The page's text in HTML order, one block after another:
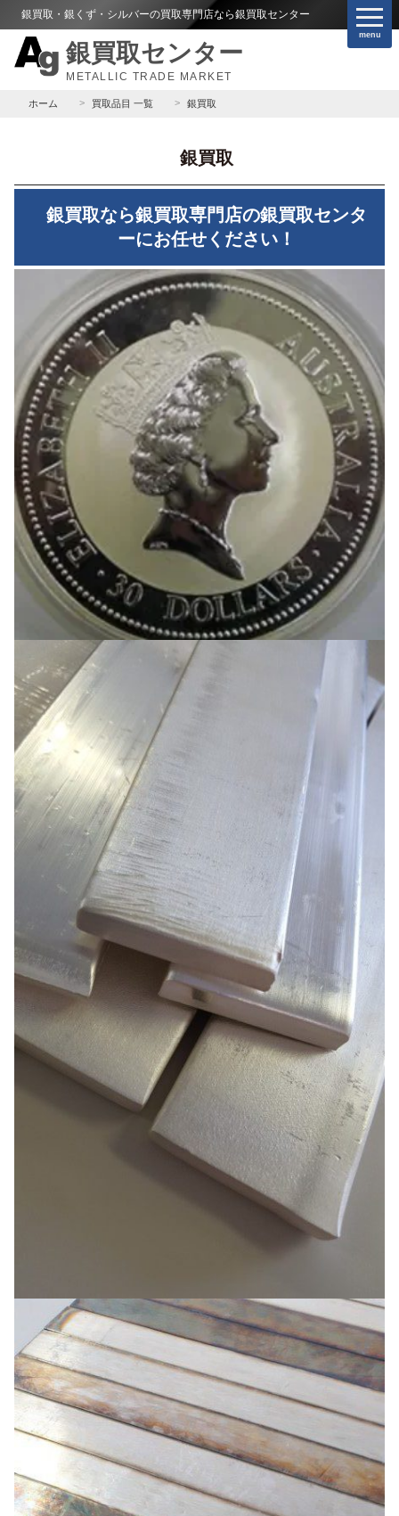
銀買取・銀くず・シルバーの買取専門店なら銀買取センター
銀買取センター
METALLIC TRADE MARKET
menu
ホーム 買取品目 一覧 銀買取
銀買取
銀買取なら銀買取専門店の銀買取センタ
ーにお任せください！